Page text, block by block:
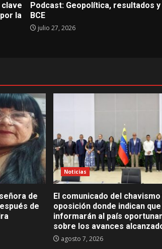
clave
la
Podcast: Geopolítica, resultados y
BCE
julio 27, 2026
de
de
Noticias
El comunicado del chavismo
oposición donde indican que
informarán al país
sobre los avances
agosto 7, 2026